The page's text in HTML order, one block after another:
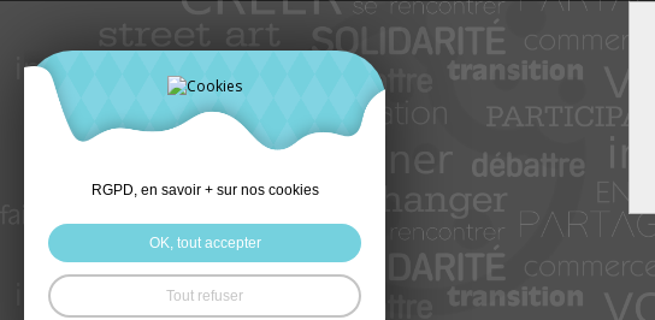
RGPD, en savoir + sur nos cookies
OK, tout accepter
Tout refuser